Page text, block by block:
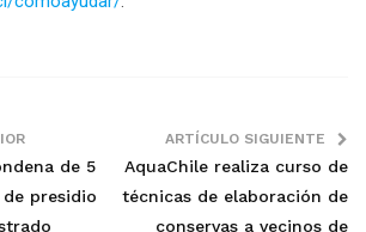
de 5
de presidio
ARTÍCULO SIGUIENTE
AquaChile realiza curso de
técnicas de elaboración de
conservas a vecinos de